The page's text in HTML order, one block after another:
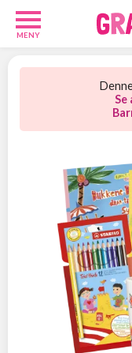
MENY
Se
Babypakker
Velkomstgaver
Foreldre